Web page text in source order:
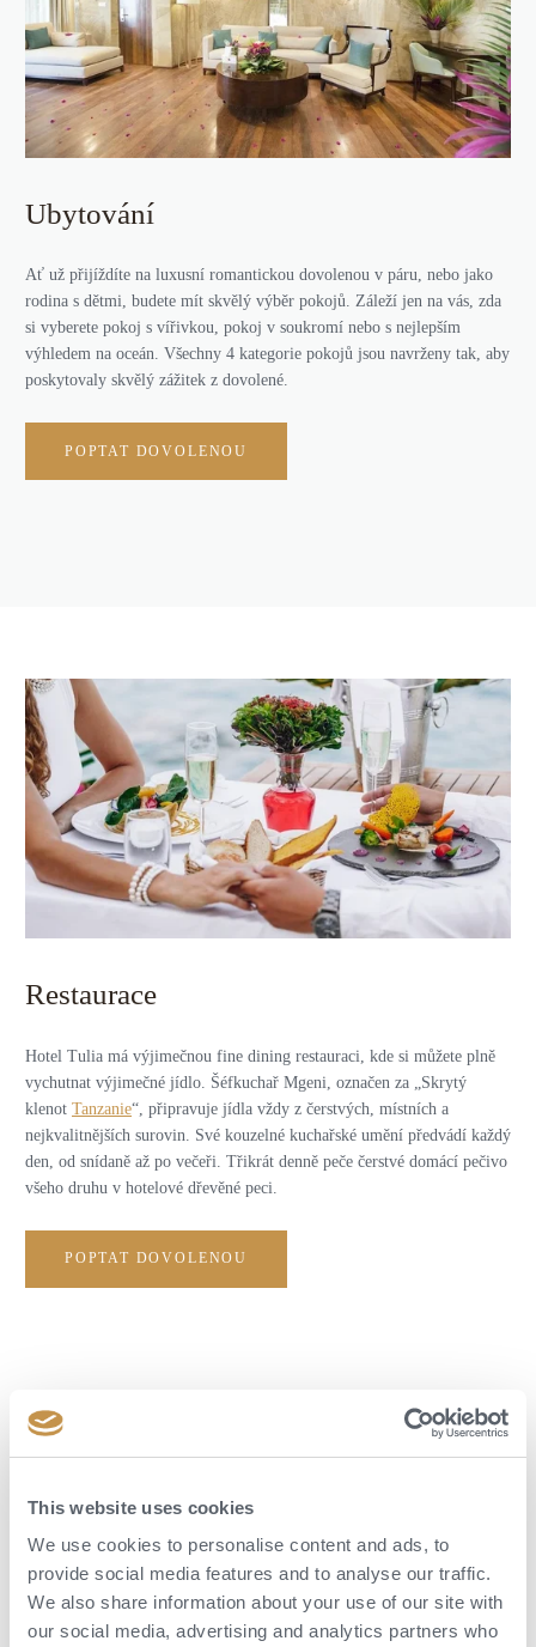
This website uses cookies
We use cookies to personalise content and ads, to
provide social media features and to analyse our traffic.
We also share information about your use of our site with
our social media, advertising and analytics partners who
Ubytování
Ať už přijíždíte na luxusní romantickou dovolenou v páru, nebo jako
rodina s dětmi, budete mít skvělý výběr pokojů. Záleží jen na vás, zda
si vyberete pokoj s vířivkou, pokoj v soukromí nebo s nejlepším
výhledem na oceán. Všechny 4 kategorie pokojů jsou navrženy tak, aby
poskytovaly skvělý zážitek z dovolené.
POPTAT DOVOLENOU
Restaurace
Hotel Tulia má výjimečnou fine dining restauraci, kde si můžete plně
vychutnat výjimečné jídlo. Šéfkuchař Mgeni, označen za „Skrytý
klenot Tanzanie“, připravuje jídla vždy z čerstvých, místních a
nejkvalitnějších surovin. Své kouzelné kuchařské umění předvádí každý
den, od snídaně až po večeři. Třikrát denně peče čerstvé domácí pečivo
všeho druhu v hotelové dřevěné peci.
POPTAT DOVOLENOU